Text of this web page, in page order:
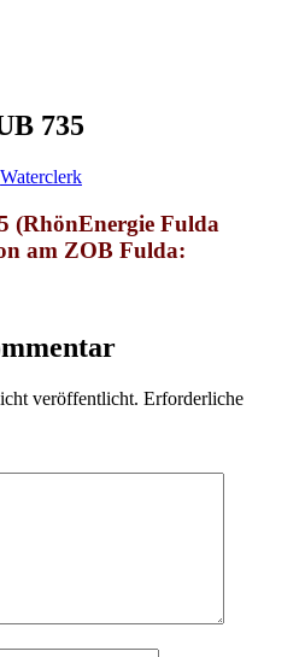
735
Waterclerk
(RhönEnergie Fulda
am ZOB Fulda:
veröffentlicht. Erforderliche